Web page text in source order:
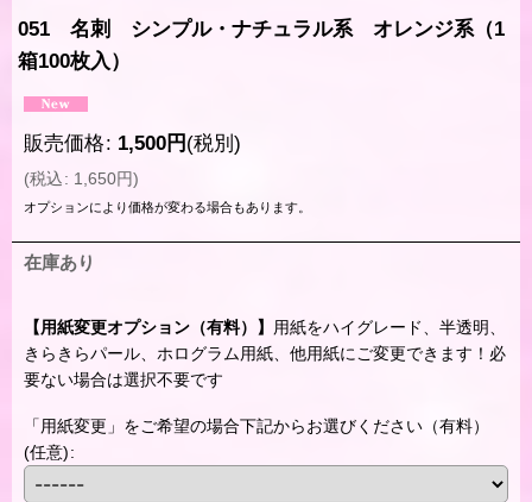
051 名刺 シンプル・ナチュラル系 オレンジ系（1
箱100枚入）
販売価格: 1,500円 (税別)
(税込: 1,650円)
オプションにより価格が変わる場合もあります。
在庫あり
【用紙変更オプション（有料）】 用紙をハイグレード、半透明、
きらきらパール、ホログラム用紙、他用紙にご変更できます！必
要ない場合は選択不要です
「用紙変更」をご希望の場合下記からお選びください（有料）
(任意):